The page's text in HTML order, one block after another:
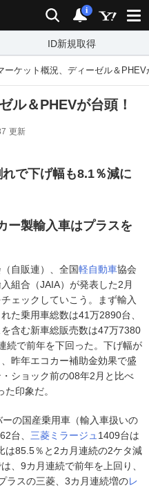
検索 通知
i
ID新規取得
ーケット概況、ディーゼル＆PHEV
ル＆PHEVが台頭！
更新
で下げ幅も8.1％減に
ー製輸入車はプラスを
自販連）、全国軽自動車協会
組合（JAIA）が発表した2月
ェックしていこう。まず輸入
た乗用車総数は41万2890台、
含む新車総販売数は47万7380
続で前年を下回った。下げ幅が
昨年エコカー補助金効果で盛
ショック前の08年2月と比べ
印象だ。
の国産乗用車（輸入車扱いの
台、 三菱ミラージュ 1409台は
は85.5％と2カ月連続の2ケタ減
、9カ月連続で前年を上回り、
ラスの三菱、3カ月連続増のレ